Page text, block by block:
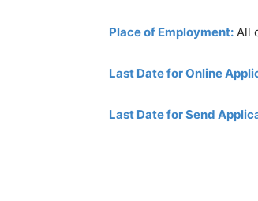
Place of Employment: All
Last Date for Online
Last Date for Send